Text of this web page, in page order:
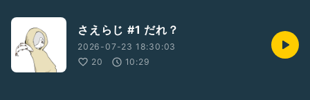
さえらじ #1 だれ？
2026-07-23 18:30:03
20
10:29